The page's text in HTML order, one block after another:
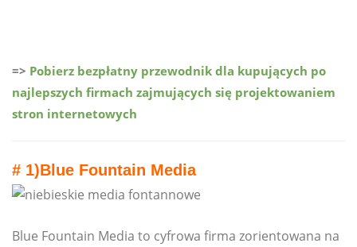
=> Pobierz bezpłatny przewodnik dla kupujących po
najlepszych firmach zajmujących się projektowaniem
stron internetowych
# 1)Blue Fountain Media
Blue Fountain Media to cyfrowa firma zorientowana na